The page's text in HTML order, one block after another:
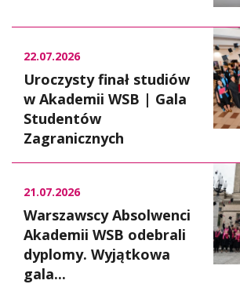
22.07.2026
Uroczysty finał studiów
w Akademii WSB | Gala
Studentów
Zagranicznych
21.07.2026
Warszawscy Absolwenci
Akademii WSB odebrali
dyplomy. Wyjątkowa
gala...